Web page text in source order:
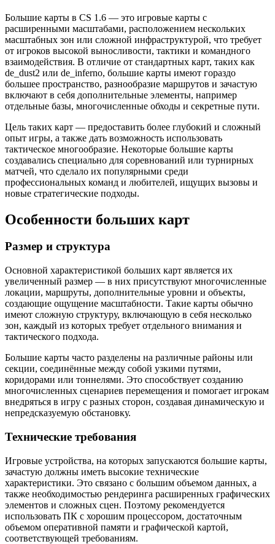
Большие карты в CS 1.6 — это игровые карты с
расширенными масштабами, расположением нескольких
масштабных зон или сложной инфраструктурой, что требует
от игроков высокой выносливости, тактики и командного
взаимодействия. В отличие от стандартных карт, таких как
de_dust2 или de_inferno, большие карты имеют гораздо
большее пространство, разнообразие маршрутов и зачастую
включают в себя дополнительные элементы, например
отдельные базы, многочисленные обходы и секретные пути.
Цель таких карт — предоставить более глубокий и сложный
опыт игры, а также дать возможность использовать
тактическое многообразие. Некоторые большие карты
создавались специально для соревнований или турнирных
матчей, что сделало их популярными среди
профессиональных команд и любителей, ищущих вызовы и
новые стратегические подходы.
Особенности больших карт
Размер и структура
Основной характеристикой больших карт является их
увеличенный размер — в них присутствуют многочисленные
локации, маршруты, дополнительные уровни и объекты,
создающие ощущение масштабности. Такие карты обычно
имеют сложную структуру, включающую в себя несколько
зон, каждый из которых требует отдельного внимания и
тактического подхода.
Большие карты часто разделены на различные районы или
секции, соединённые между собой узкими путями,
коридорами или тоннелями. Это способствует созданию
многочисленных сценариев перемещения и помогает игрокам
внедряться в игру с разных сторон, создавая динамическую и
непредсказуемую обстановку.
Технические требования
Игровые устройства, на которых запускаются большие карты,
зачастую должны иметь высокие технические
характеристики. Это связано с большим объемом данных, а
также необходимостью рендеринга расширенных графических
элементов и сложных сцен. Поэтому рекомендуется
использовать ПК с хорошим процессором, достаточным
объемом оперативной памяти и графической картой,
соответствующей требованиям.